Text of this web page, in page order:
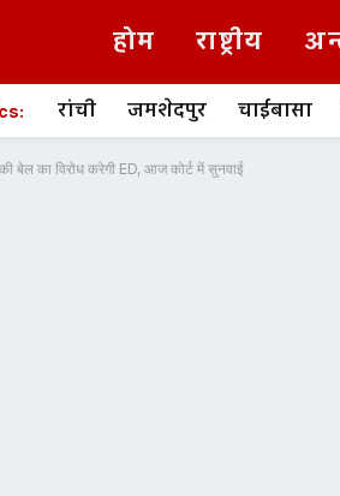
होम राष्ट्रीय
रांची जमशेदपुर चाईबासा
की बेल का विरोध करेगी ED, आज कोर्ट में सुनवाई